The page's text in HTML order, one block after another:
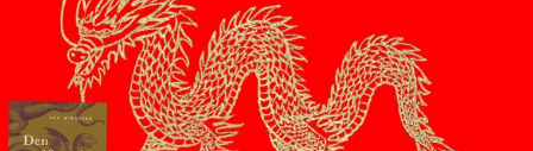
Anmäl till språkpolisen
Föreslå nyord
Annonsera